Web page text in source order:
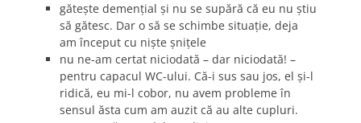
găteşte demenţial şi nu se supără că eu nu ştiu
să gătesc. Dar o să se schimbe situaţie, deja
am început cu nişte şniţele
nu ne-am certat niciodată – dar niciodată! –
pentru capacul WC-ului. Că-i sus sau jos, el şi-l
ridică, eu mi-l cobor, nu avem probleme în
sensul ăsta cum am auzit că au alte cupluri.